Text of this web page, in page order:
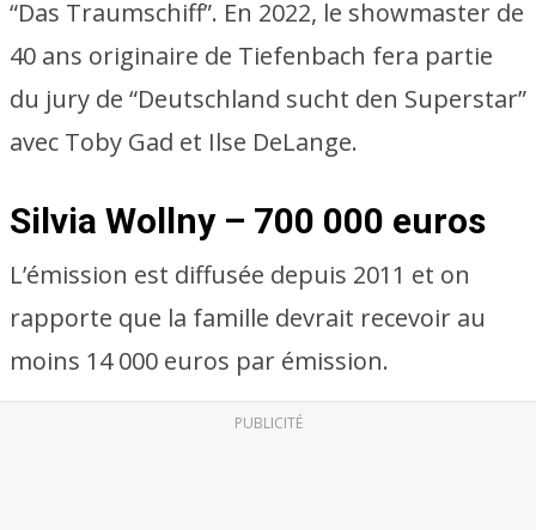
“Das Traumschiff”. En 2022, le showmaster de
40 ans originaire de Tiefenbach fera partie
du jury de “Deutschland sucht den Superstar”
avec Toby Gad et Ilse DeLange.
Silvia Wollny – 700 000 euros
L’émission est diffusée depuis 2011 et on
rapporte que la famille devrait recevoir au
moins 14 000 euros par émission.
PUBLICITÉ